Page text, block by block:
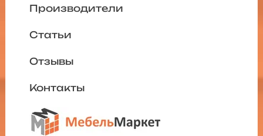
Производители
Статьи
Отзывы
Контакты